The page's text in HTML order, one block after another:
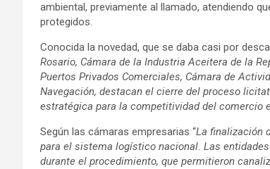
ambiental, previamente al llamado, atendiendo
protegidos.
Conocida la novedad, que se daba casi por
Rosario, Cámara de la Industria Aceitera de la
Puertos Privados Comerciales, Cámara de
Navegación, destacan el cierre del proceso
estratégica para la competitividad del comercio
Según las cámaras empresarias “La finalización
para el sistema logístico nacional. Las
durante el procedimiento, que permitieron